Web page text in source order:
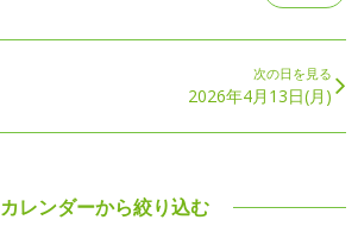
次の日を見る
2026年4月13日(月)
カレンダーから絞り込む